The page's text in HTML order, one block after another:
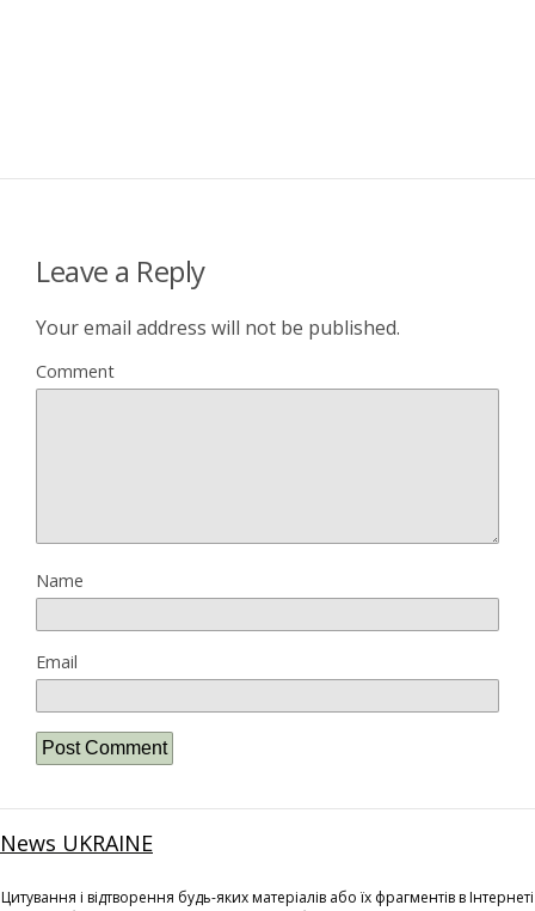
Leave a Reply
Your email address will not be published.
Comment
Name
Email
News UKRAINE
Цитування і відтворення будь-яких матеріалів або їх фрагментів в Інтернеті